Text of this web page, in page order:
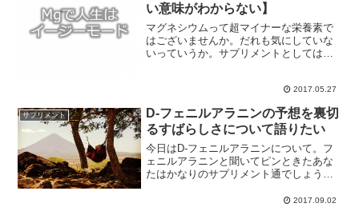
い意味がわからない】
マグネシウムって超マイナーな栄養素で
はございませんか。だれも気にしていな
いっていうか。サプリメントとしては、
見かけますけども、単品の栄養素として
2017.05.27
サプリメント
D-フェニルアラニンの予想を裏切
るすばらしさについて語りたい
今日はD-フェニルアラニンについて。フ
ェニルアラニンと聞いてピンときたあな
たはかなりのサプリメント通でしょう。
はL-チロシンの前駆体であり、体内でド
2017.09.02